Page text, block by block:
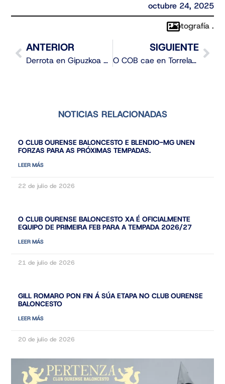
octubre 24, 2025
Fotografía .
ANTERIOR
Derrota en Gipuzkoa e adeus ao soño do play off
SIGUIENTE
O COB cae en Torrelavega nun partido marcado polos baixos porcentaxes
NOTICIAS RELACIONADAS
O CLUB OURENSE BALONCESTO E BLENDIO-MG UNEN
FORZAS PARA AS PRÓXIMAS TEMPADAS.
LEER MÁS
22 de julio de 2026
O CLUB OURENSE BALONCESTO XA É OFICIALMENTE
EQUIPO DE PRIMEIRA FEB PARA A TEMPADA 2026/27
LEER MÁS
21 de julio de 2026
GILL ROMARO PON FIN Á SÚA ETAPA NO CLUB OURENSE
BALONCESTO
LEER MÁS
20 de julio de 2026